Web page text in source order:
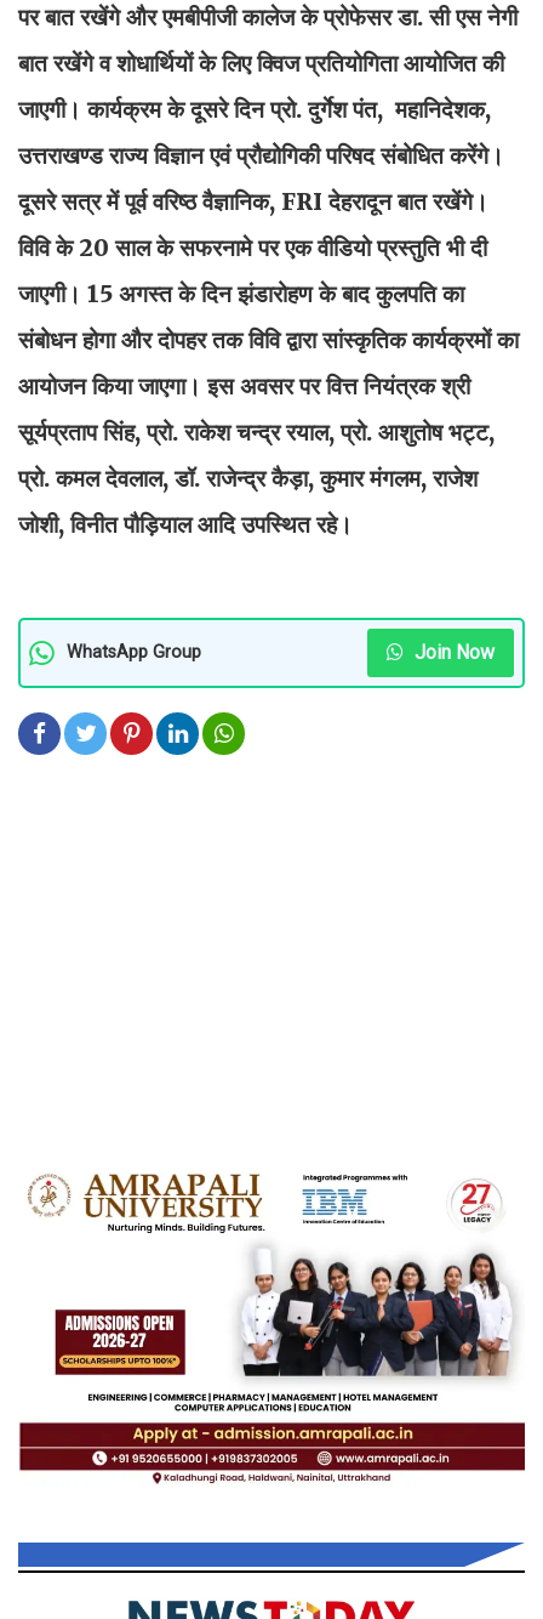
पर बात रखेंगे और एमबीपीजी कालेज के प्रोफेसर डा. सी एस नेगी
बात रखेंगे व शोधार्थियों के लिए क्विज प्रतियोगिता आयोजित की
जाएगी। कार्यक्रम के दूसरे दिन प्रो. दुर्गेश पंत, महानिदेशक,
उत्तराखण्ड राज्य विज्ञान एवं प्रौद्योगिकी परिषद संबोधित करेंगे।
दूसरे सत्र में पूर्व वरिष्ठ वैज्ञानिक, FRI देहरादून बात रखेंगे।
विवि के 20 साल के सफरनामे पर एक वीडियो प्रस्तुति भी दी
जाएगी। 15 अगस्त के दिन झंडारोहण के बाद कुलपति का
संबोधन होगा और दोपहर तक विवि द्वारा सांस्कृतिक कार्यक्रमों का
आयोजन किया जाएगा। इस अवसर पर वित्त नियंत्रक श्री
सूर्यप्रताप सिंह, प्रो. राकेश चन्द्र रयाल, प्रो. आशुतोष भट्ट,
प्रो. कमल देवलाल, डॉ. राजेन्द्र कैड़ा, कुमार मंगलम, राजेश
जोशी, विनीत पौड़ियाल आदि उपस्थित रहे।
WhatsApp Group Join Now